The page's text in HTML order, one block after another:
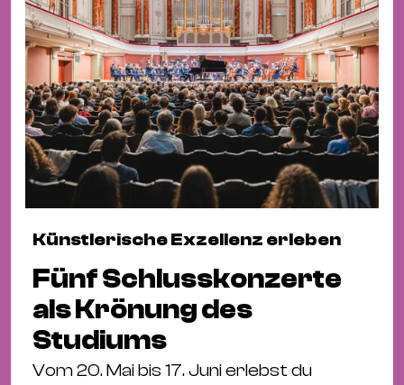
Künstlerische Exzellenz erleben
Fünf Schlusskonzerte
als Krönung des
Studiums
Vom 20. Mai bis 17. Juni erlebst du